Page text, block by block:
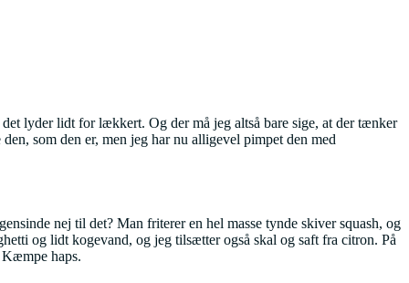
lyder lidt for lækkert. Og der må jeg altså bare sige, at der tænker
som den er, men jeg har nu alligevel pimpet den med
nej til det? Man friterer en hel masse tynde skiver squash, og
og lidt kogevand, og jeg tilsætter også skal og saft fra citron. På
haps.